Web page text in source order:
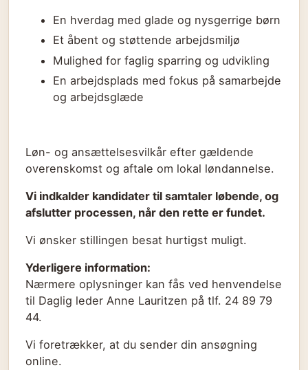
En hverdag med glade og nysgerrige børn
Et åbent og støttende arbejdsmiljø
Mulighed for faglig sparring og udvikling
En arbejdsplads med fokus på samarbejde
og arbejdsglæde
Løn- og ansættelsesvilkår efter gældende
overenskomst og aftale om lokal løndannelse.
Vi indkalder kandidater til samtaler løbende, og
afslutter processen, når den rette er fundet.
Vi ønsker stillingen besat hurtigst muligt.
Yderligere information:
Nærmere oplysninger kan fås ved henvendelse
til Daglig leder Anne Lauritzen på tlf. 24 89 79
44.
Vi foretrækker, at du sender din ansøgning
online.